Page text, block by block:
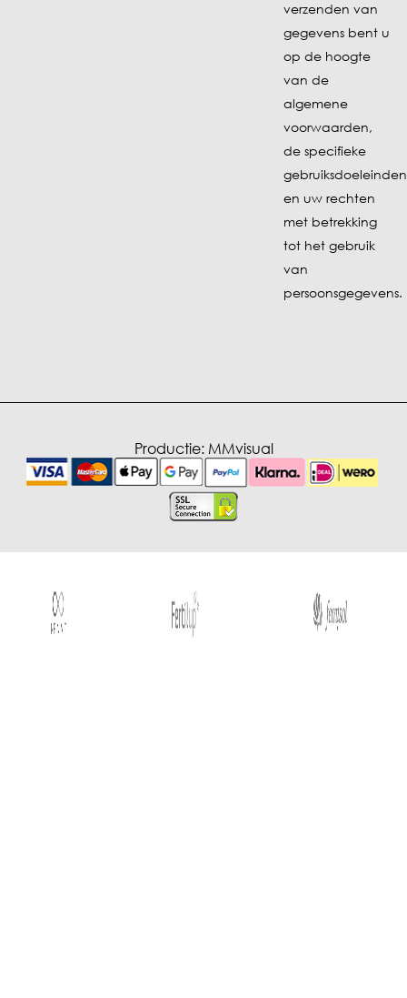
verzenden van
gegevens bent u
op de hoogte
van de
algemene
voorwaarden,
de specifieke
gebruiksdoeleinden
en uw rechten
met betrekking
tot het gebruik
van
persoonsgegevens.
Productie: MMvisual